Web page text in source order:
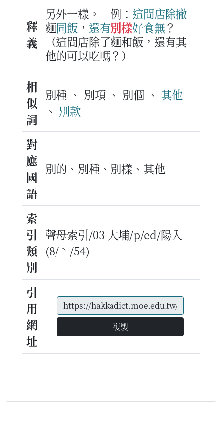
釋
義
另外一樣。 例： 這間店除撇
麵同飯 ， 還有別樣好食無？
（這間店除了麵和飯，還有其
他的可以吃嗎？）
相
似
詞
別種 、 別項 、 別個 、 其他
、 別款
對
應
國
語
別的、別種、別樣、其他
索
引
類
別
聲母索引/03 大埔/p/ed/陽入
(8/ˋ/54)
引
用
網
址
複製